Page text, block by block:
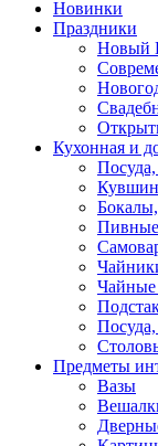
Новинки
Праздники
Новый
Кухонная и
Посуда,
Предметы
Вазы